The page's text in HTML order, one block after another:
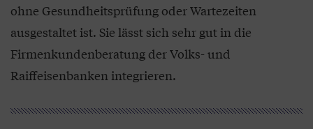
ohne Gesundheitsprüfung oder Wartezeiten
ausgestaltet ist. Sie lässt sich sehr gut in die
Firmenkundenberatung der Volks- und
Raiffeisenbanken integrieren.